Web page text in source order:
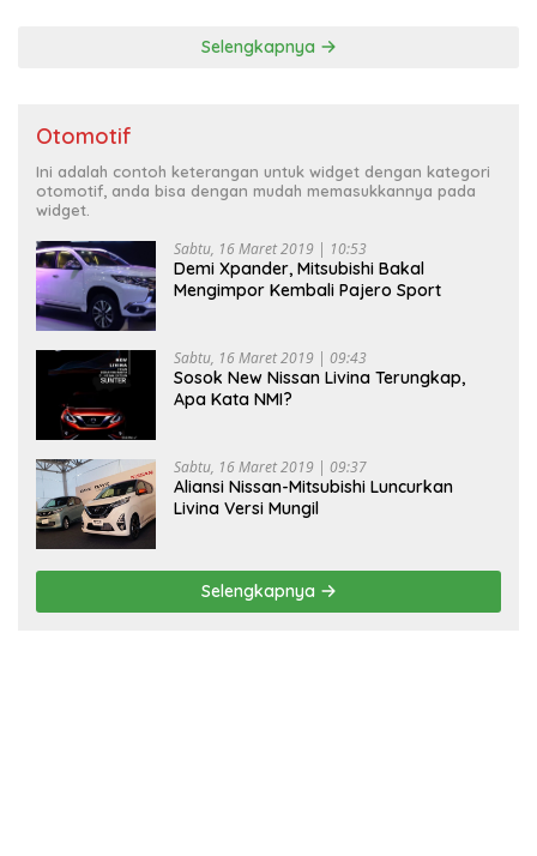
Selengkapnya
Otomotif
Ini adalah contoh keterangan untuk widget dengan kategori
otomotif, anda bisa dengan mudah memasukkannya pada
widget.
Sabtu, 16 Maret 2019 | 10:53
Demi Xpander, Mitsubishi Bakal
Mengimpor Kembali Pajero Sport
Sabtu, 16 Maret 2019 | 09:43
Sosok New Nissan Livina Terungkap,
Apa Kata NMI?
Sabtu, 16 Maret 2019 | 09:37
Aliansi Nissan-Mitsubishi Luncurkan
Livina Versi Mungil
Selengkapnya